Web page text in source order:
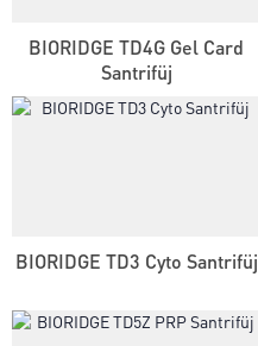
BIORIDGE TD4G Gel Card
Santrifüj
BIORIDGE TD3 Cyto Santrifüj